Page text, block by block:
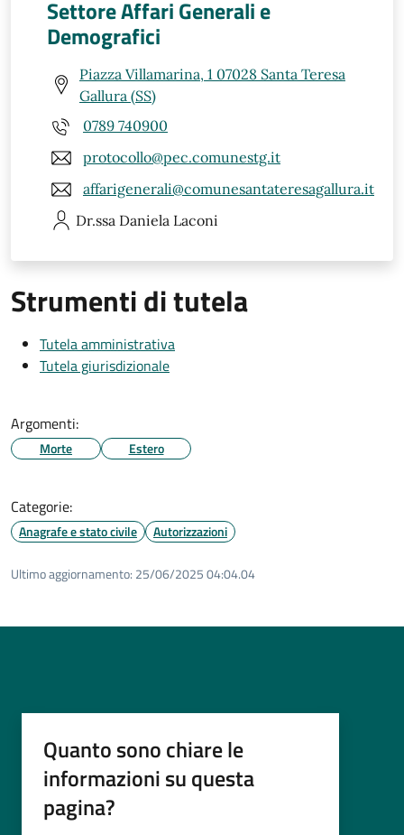
Settore Affari Generali e
Demografici
Piazza Villamarina, 1 07028 Santa Teresa
Gallura (SS)
0789 740900
protocollo@pec.comunestg.it
affarigenerali@comunesantateresagallura.it
Dr.ssa Daniela Laconi
Strumenti di tutela
Tutela amministrativa
Tutela giurisdizionale
Argomenti:
Morte Estero
Categorie:
Anagrafe e stato civile Autorizzazioni
Ultimo aggiornamento: 25/06/2025 04:04.04
Quanto sono chiare le
informazioni su questa
pagina?